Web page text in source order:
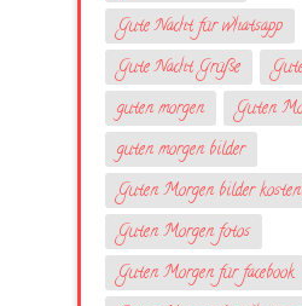
Gute Nacht für whatsapp
Gute Nacht Grüße
guten morgen
Guten
guten morgen bilder
Guten Morgen bilder
Guten Morgen fotos
Guten Morgen für facebook